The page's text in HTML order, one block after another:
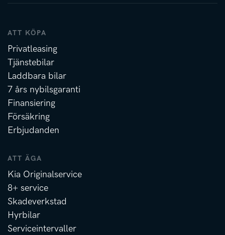
ATT KÖPA
Privatleasing
Tjänstebilar
Laddbara bilar
7 års nybilsgaranti
Finansiering
Försäkring
Erbjudanden
ATT ÄGA
Kia Originalservice
8+ service
Skadeverkstad
Hyrbilar
Serviceintervaller